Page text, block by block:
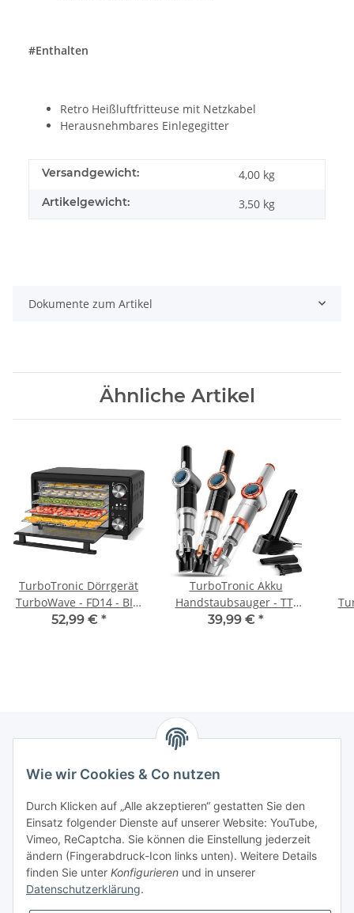
#Enthalten
Retro Heißluftfritteuse mit Netzkabel
Herausnehmbares Einlegegitter
Versandgewicht: 4,00 kg
Artikelgewicht: 3,50 kg
Dokumente zum Artikel
Ähnliche Artikel
TurboTronic Dörrgerät
TurboWave - FD14 - BIO
ab 30°C - 14 Liter -
52,99 € *
TurboTronic Akku
Handstaubsauger - TT-
CT20 - 15 kPa – Extrem
39,99 € *
Newsletter Abonnieren
Bitte senden Sie mir entsprechend Ihrer
Datenschutzerklärungregelmäßig und jederzeit widerruflich
Informationen zu Ihrem Produktsortiment per E-Mail zu.
Abonnieren
Wie wir Cookies & Co nutzen
Durch Klicken auf „Alle akzeptieren“ gestatten Sie den
Einsatz folgender Dienste auf unserer Website: YouTube,
Vimeo, ReCaptcha. Sie können die Einstellung jederzeit
ändern (Fingerabdruck-Icon links unten). Weitere Details
finden Sie unter Konfigurieren und in unserer
Datenschutzerklärung.